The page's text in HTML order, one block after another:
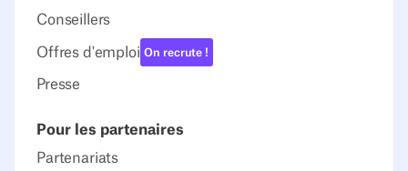
Conseillers
Offres d'emploi On recrute !
Presse
Pour les partenaires
Partenariats